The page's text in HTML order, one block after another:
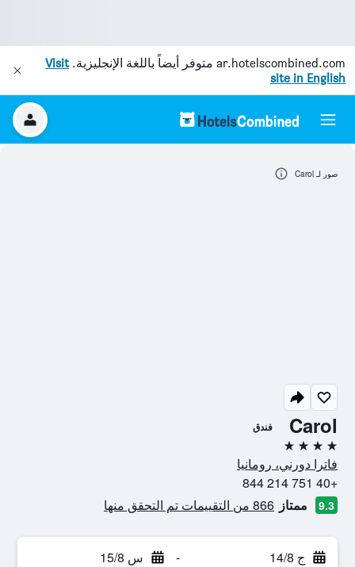
ar.hotelscombined.com متوفر أيضاً باللغة الإنجليزية.Visit
site in English
Carol فندق
4 نجوم
فاترا دورني، رومانيا
+40 751 214 844
9.3 ممتاز 866 من التقييمات تم التحقق منها
ج 14/8 - س 15/8
صور لـ Carol